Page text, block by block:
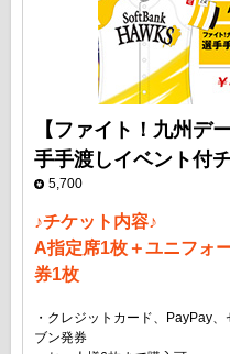
【ファイト！九州デ
手手渡しイベント付
5,700
♪チケット内容♪
A指定席1枚＋ユニフォ
券1枚
・クレジットカード、PayPay
ブン発券